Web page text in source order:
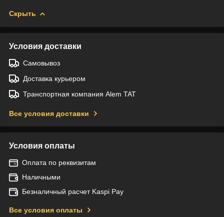
Скрыть
Условия доставки
Самовывоз
Доставка курьером
Транспортная компания Alem TAT
Все условия доставки
Условия оплаты
Оплата по реквизитам
Наличными
Безналичный расчет Kaspi Pay
Все условия оплаты